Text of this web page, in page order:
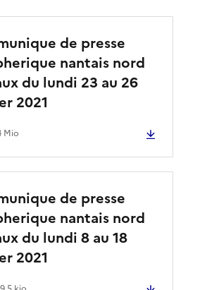
de presse
nantais nord
du lundi 23 au 26
2021
Mio
de presse
nantais nord
du lundi 8 au 18
2021